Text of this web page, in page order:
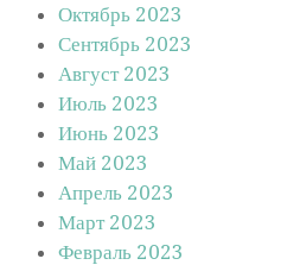
Октябрь 2023
Сентябрь 2023
Август 2023
Июль 2023
Июнь 2023
Май 2023
Апрель 2023
Март 2023
Февраль 2023